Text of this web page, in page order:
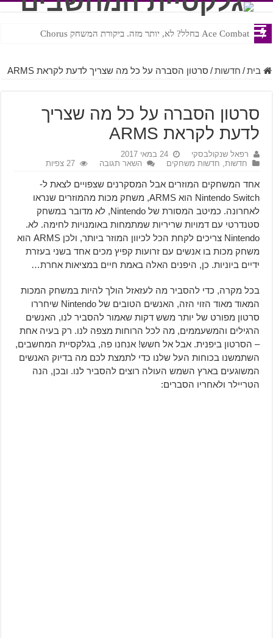
Ace Combat בחלל? לא, יותר מזה. ביקורת המשחק Chorus
Steven Universe והשירים שתורגמו בצורה נוראית לעברית
בית / חדשות / סרטון הסברה על כל מה שצריך לדעת לקראת ARMS
סרטון הסברה על כל מה שצריך
לדעת לקראת ARMS
רפאל שנקולבסקי
24 במאי 2017
חדשות, חדשות משחקים השאר תגובה 27 צפיות
אחד המשחקים המוזרים אבל המסקרנים שצפויים לצאת ל-
Nintendo Switch הוא ARMS, משחק מכות מהמוזרים שנראו
לאחרונה. כמיטב המסורת של Nintendo, לא מדובר במשחק
סטנדרטי עם דמויות שריריות שמתמחות באומנויות לחימה. לא.
Nintendo צריכים לקחת הכל לכיוון המוזר ביותר, ולכן ARMS הוא
משחק מכות בו אנשים עם זרועות קפיץ מכים אחד בשני בעזרת
ידיים ביוניות. כן, היפנים האלה באמת חיים במציאות אחרת…
בכל מקרה, כדי להסביר מה לעזאזל הולך להיות במשחק המכות
המאוד מאוד הזוי הזה, האנשים הטובים של Nintendo שיחררו
סרטון מפורט של יותר משש דקות שאמור להסביר לנו, האנשים
הרגילים והמשעממים, מה לכל הרוחות מצפה לנו. רק בעיה אחת
– הסרטון ביפנית. אבל אל חשש! אנחנו פה, בגלקסיית המחשבים,
השתמשנו בכוחות העל שלנו כדי לתמצת לכם מה בדיוק האנשים
המשוגעים בארץ השמש העולה רוצים להסביר לנו. ובכן, הנה
הטריילר ולאחריו הסברים: